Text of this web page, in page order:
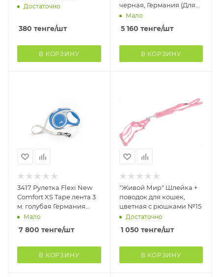
Достаточно
380 тенге/шт
В КОРЗИНУ
черная, Германия (Для
собак, кошек и других
Мало
5 160 тенге/шт
В КОРЗИНУ
3417 Рулетка Flexi New
Comfort XS Tape лента 3
м. голубая Германия
(Для собак, кошек и
Мало
7 800 тенге/шт
В КОРЗИНУ
"Живой Мир" Шлейка +
поводок для кошек,
цветная с рюшками №15
Достаточно
1 050 тенге/шт
В КОРЗИНУ